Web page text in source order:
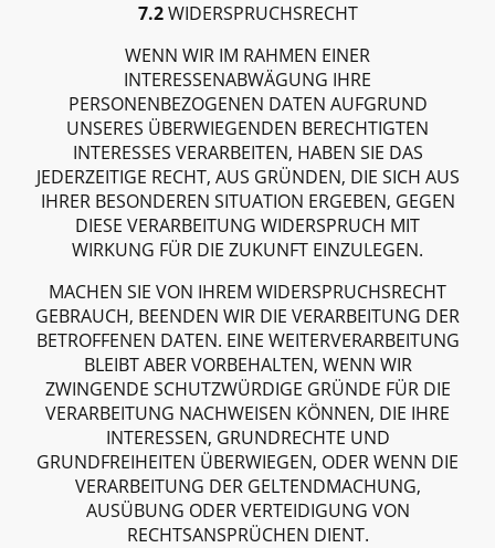
7.2WIDERSPRUCHSRECHT
WENN WIR IM RAHMEN EINER
INTERESSENABWÄGUNG IHRE
PERSONENBEZOGENEN DATEN AUFGRUND
UNSERES ÜBERWIEGENDEN BERECHTIGTEN
INTERESSES VERARBEITEN, HABEN SIE DAS
JEDERZEITIGE RECHT, AUS GRÜNDEN, DIE SICH AUS
IHRER BESONDEREN SITUATION ERGEBEN, GEGEN
DIESE VERARBEITUNG WIDERSPRUCH MIT
WIRKUNG FÜR DIE ZUKUNFT EINZULEGEN.
MACHEN SIE VON IHREM WIDERSPRUCHSRECHT
GEBRAUCH, BEENDEN WIR DIE VERARBEITUNG DER
BETROFFENEN DATEN. EINE WEITERVERARBEITUNG
BLEIBT ABER VORBEHALTEN, WENN WIR
ZWINGENDE SCHUTZWÜRDIGE GRÜNDE FÜR DIE
VERARBEITUNG NACHWEISEN KÖNNEN, DIE IHRE
INTERESSEN, GRUNDRECHTE UND
GRUNDFREIHEITEN ÜBERWIEGEN, ODER WENN DIE
VERARBEITUNG DER GELTENDMACHUNG,
AUSÜBUNG ODER VERTEIDIGUNG VON
RECHTSANSPRÜCHEN DIENT.